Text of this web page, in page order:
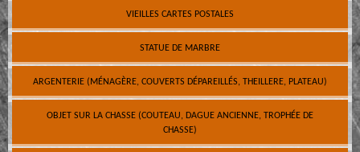
VIEILLES CARTES POSTALES
STATUE DE MARBRE
ARGENTERIE (MÉNAGÈRE, COUVERTS DÉPAREILLÉS, THEILLERE, PLATEAU)
OBJET SUR LA CHASSE (COUTEAU, DAGUE ANCIENNE, TROPHÉE DE
CHASSE)